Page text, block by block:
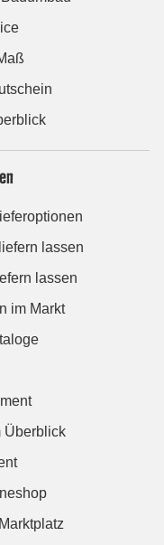
lassen
lassen
im Markt
Überblick